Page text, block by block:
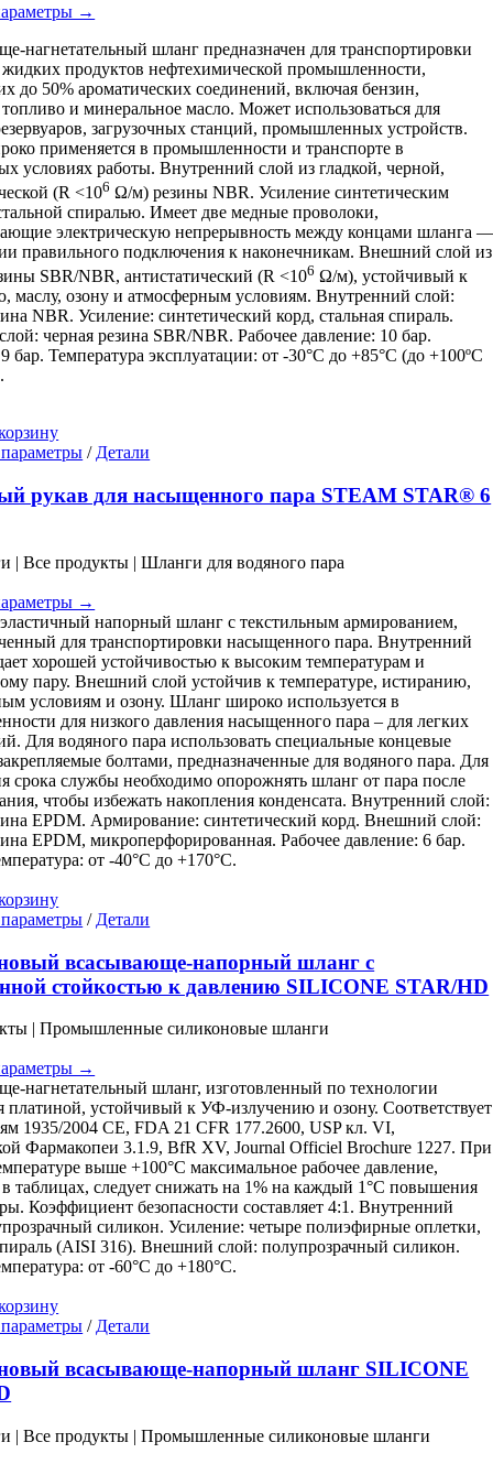
выбрать
на
странице
товара.
→
нагнетательный шланг предназначен для транспортировки
продуктов нефтехимической промышленности,
до 50% ароматических соединений, включая бензин,
топливо и минеральное масло. Может использоваться для
загрузочных станций, промышленных устройств.
применяется в промышленности и транспорте в
условиях работы. Внутренний слой из гладкой, черной,
(R <106 Ω/м) резины NBR. Усиление синтетическим
спиралью. Имеет две медные проволоки,
электрическую непрерывность между концами шланга
правильного подключения к наконечникам. Внешний слой из
SBR/NBR, антистатический (R <106 Ω/м), устойчивый к
маслу, озону и атмосферным условиям. Внутренний слой:
NBR. Усиление: синтетический корд, стальная спираль.
черная резина SBR/NBR. Рабочее давление: 10 бар.
бар. Температура эксплуатации: от -30°C до +85°C (до +100ºC
Этот
имеет
несколько
можно
на
странице
товара.
/ Детали
рукав для насыщенного пара STEAM STAR® 6
| Все продукты | Шланги для водяного пара
→
напорный шланг с текстильным армированием,
для транспортировки насыщенного пара. Внутренний
хорошей устойчивостью к высоким температурам и
пару. Внешний слой устойчив к температуре, истиранию,
условиям и озону. Шланг широко используется в
для низкого давления насыщенного пара – для легких
Для водяного пара использовать специальные концевые
болтами, предназначенные для водяного пара. Для
срока службы необходимо опорожнять шланг от пара после
чтобы избежать накопления конденсата. Внутренний слой:
EPDM. Армирование: синтетический корд. Внешний слой:
EPDM, микроперфорированная. Рабочее давление: 6 бар.
от -40°C до +170°C.
Этот
имеет
несколько
вариаций.
можно
на
странице
товара.
/ Детали
всасывающе-напорный шланг с
стойкостью к давлению SILICONE STAR/HD
| Промышленные силиконовые шланги
→
нагнетательный шланг, изготовленный по технологии
платиной, устойчивый к УФ-излучению и озону. Соответствует
1935/2004 CE, FDA 21 CFR 177.2600, USP кл. VI,
Фармакопеи 3.1.9, BfR XV, Journal Officiel Brochure 1227. При
выше +100°C максимальное рабочее давление,
в таблицах, следует снижать на 1% на каждый 1°C повышения
Коэффициент безопасности составляет 4:1. Внутренний
силикон. Усиление: четыре полиэфирные оплетки,
(AISI 316). Внешний слой: полупрозрачный силикон.
от -60°C до +180°C.
Этот
имеет
несколько
можно
/ Детали
всасывающе-напорный шланг SILICONE
| Все продукты | Промышленные силиконовые шланги